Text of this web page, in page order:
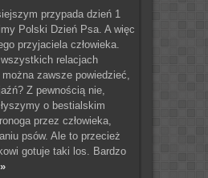
przypada dzień 1
Polski Dzień Psa. A więc
przyjaciela człowieka.
relacjach
zawsze powiedzieć,
Z pewnością nie,
o bestialskim
przez człowieka,
psów. Ale to przecież
gotuje taki los. Bardzo